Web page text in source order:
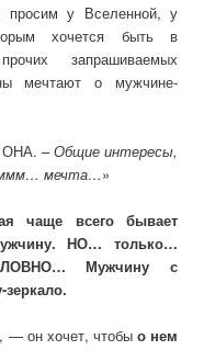
у Вселенной, у
хочется быть в
запрашиваемых
мечтают о мужчине-
–Общие интересы,
ммм… мечта…»
чаще всего бывает
НО… только…
Мужчину с
— он хочет, чтобы о нем